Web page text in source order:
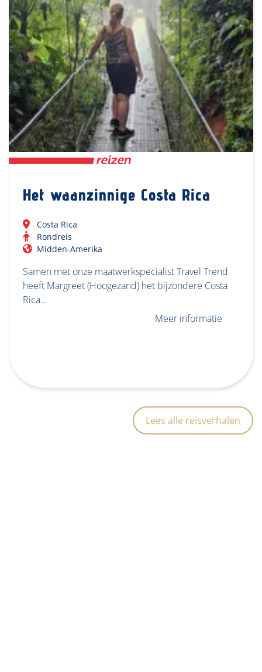
Het waanzinnige Costa Rica
Costa Rica
Rondreis
Midden-Amerika
Samen met onze maatwerkspecialist Travel Trend
heeft Margreet (Hoogezand) het bijzondere Costa
Rica…
Meer informatie
Lees alle reisverhalen